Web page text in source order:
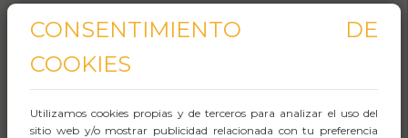
CONSENTIMIENTO DE
COOKIES
Utilizamos cookies propias y de terceros para analizar el uso del
sitio web y/o mostrar publicidad relacionada con tu preferencia